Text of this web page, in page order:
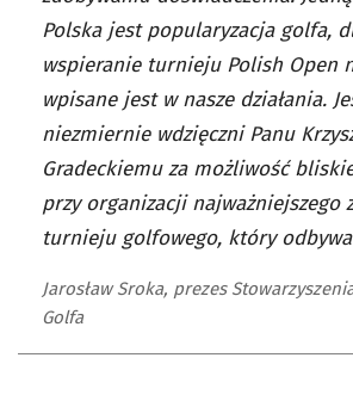
Polska jest popularyzacja golfa,
wspieranie turnieju Polish Open
wpisane jest w nasze działania.
niezmiernie wdzięczni Panu
Gradeckiemu za możliwość
przy organizacji najważniejszego
turnieju golfowego, który
Jarosław Sroka, prezes
Golfa